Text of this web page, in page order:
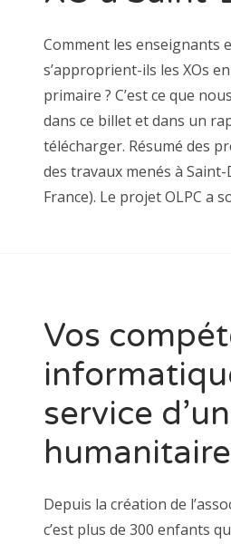
Comment les enseignants
s’approprient-ils les XOs en
primaire ? C’est ce que
dans ce billet et dans un
télécharger. Résumé des
des travaux menés à
France). Le projet OLPC a
Vos
service
humanitaire
Depuis la création de
c’est plus de 300 enfants